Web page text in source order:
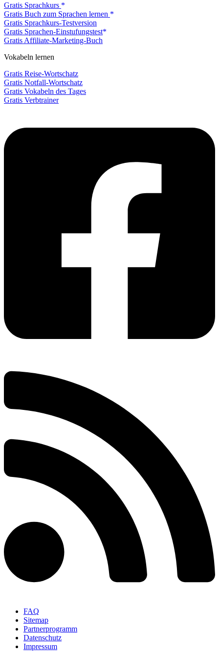
Gratis Sprachkurs
Gratis Buch zum Sprachen lernen
Gratis Sprachkurs-Testversion
Gratis Sprachen-Einstufungstest
Gratis Affiliate-Marketing-Buch
Vokabeln lernen
Gratis Reise-Wortschatz
Gratis Notfall-Wortschatz
Gratis Vokabeln des Tages
Gratis Verbtrainer
FAQ
Sitemap
Partnerprogramm
Datenschutz
Impressum